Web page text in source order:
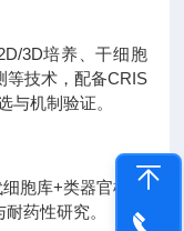
3D培养、干细胞
等技术，配备CRIS
与机制验证。
胞库+类器官模型
药性研究。